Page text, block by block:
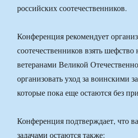
российских соотечественников.
Конференция рекомендует
соотечественников взять
ветеранами Великой
организовать уход за воинскими
которые пока еще остаются без
Конференция подтверждает, что
задачами остаются также: